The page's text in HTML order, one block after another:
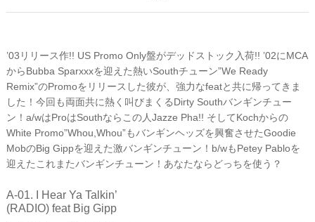
数
’03リリース作!! US Promo Only盤がデッドストック入荷!! ’02にMCA
からBubba Sparxxxを迎えた熱いSouthチューン”We Ready
Remix”のPromoをリリースした彼が、強力なfeatと共に帰ってきま
した！今回も両面共に熱く叫びまくるDirty Southバンギンチュー
ン！a/wはProはSouthならこの人Jazze Pha!! そしてKochからの
White Promo”Whou,Whou”もバンギンヘッズを興奮させたGoodie
MobのBig Gippを迎えた激バンギンチューン！b/wもPetey Pabloを
迎えたこれまたバンギンチューン！あなたならどっちを使う？
A-01. I Hear Ya Talkin’
(RADIO) feat Big Gipp